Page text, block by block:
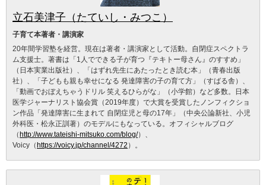
立石美津子（たていし・みつこ）
子育て本著者・講演家
20年間学習塾を経営。現在は著者・講演家として活動。自閉症スペクトラ
ム支援士。著書は「1人でできる子が育つ『テキトー母さん』のすすめ」
（日本実業出版社）、「はずれ先生にあたったとき読む本」（青春出版
社）、「子どもも親も幸せになる 発達障害の子の育て方」（すばる舎）、
「動画でおぼえちゃうドリル 笑えるひらがな」（小学館）など多数。日本
医学ジャーナリスト協会賞（2019年度）で大賞を受賞したノンフィクショ
ン作品「発達障害に生まれて 自閉症児と母の17年」（中央公論新社、小児
外科医・松永正訓著）のモデルにもなっている。オフィシャルブログ
（ http://www.tateishi-mitsuko.com/blog/）、
Voicy（ https://voicy.jp/channel/4272 ）。